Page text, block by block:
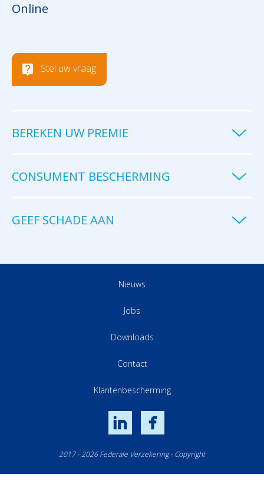
Online
Stel uw vraag
BEREKEN UW PREMIE
CONSUMENT BESCHERMING
GEEF SCHADE AAN
Nieuws
Jobs
Downloads
Contact
Klantenbescherming
LinkedIn
2017 - 2026 Federale Verzekering - Copyright